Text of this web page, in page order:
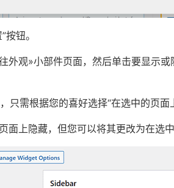
钮。
外观»小部件页面，然后单击要显示或
只需根据您的喜好选择“在选中的页面
面上隐藏，但您可以将其更改为在选